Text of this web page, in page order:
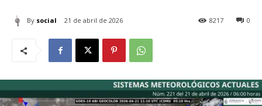
By social 21 de abril de 2026 0
8217